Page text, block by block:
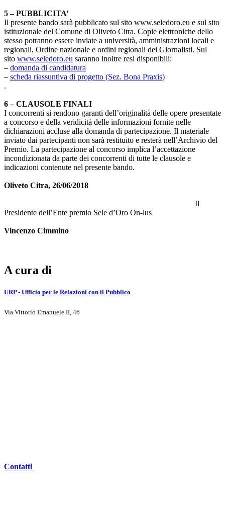
5 – PUBBLICITA’
Il presente bando sarà pubblicato sul sito www.seledoro.eu e sul sito
istituzionale del Comune di Oliveto Citra. Copie elettroniche dello
stesso potranno essere inviate a università, amministrazioni locali e
regionali, Ordine nazionale e ordini regionali dei Giornalisti. Sul
sito www.seledoro.eu saranno inoltre resi disponibili:
– domanda di candidatura
– scheda riassuntiva di progetto (Sez. Bona Praxis)
.
6 – CLAUSOLE FINALI
I concorrenti si rendono garanti dell’originalità delle opere presentate
a concorso e della veridicità delle informazioni fornite nelle
dichiarazioni accluse alla domanda di partecipazione. Il materiale
inviato dai partecipanti non sarà restituito e resterà nell’Archivio del
Premio. La partecipazione al concorso implica l’accettazione
incondizionata da parte dei concorrenti di tutte le clausole e
indicazioni contenute nel presente bando.
Oliveto Citra, 26/06/2018
Il
Presidente dell’Ente premio Sele d’Oro On-lus
Vincenzo Cimmino
A cura di
URP - Ufficio per le Relazioni con il Pubblico
Via Vittorio Emanuele II, 46
Contatti